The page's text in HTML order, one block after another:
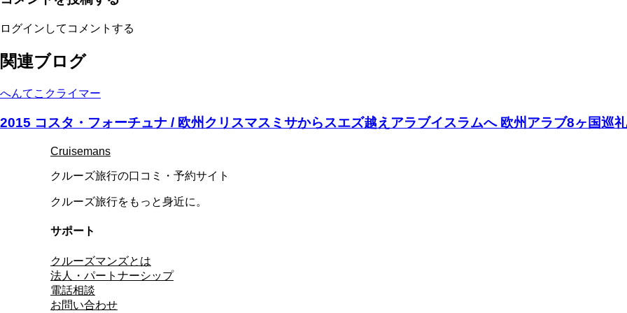
ログインしてコメントする
関連ブログ
へんてこクライマー
2015 コスタ・フォーチュナ / 欧州クリスマスミサからスエズ越えアラブイスラムへ 欧州アラブ8ヶ国巡
Cruisemans
クルーズ旅行の口コミ・予約サイト
クルーズ旅行をもっと身近に。
サポート
クルーズマンズとは
法人・パートナーシップ
電話相談
お問い合わせ